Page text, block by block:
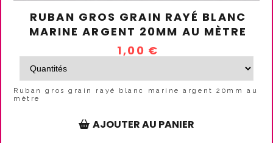
RUBAN GROS GRAIN RAYÉ BLANC
MARINE ARGENT 20MM AU MÈTRE
1,00 €
Ruban gros grain rayé blanc marine argent 20mm au
mètre
AJOUTER AU PANIER